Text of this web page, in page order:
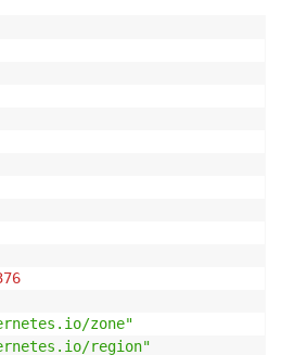
zone"
region"